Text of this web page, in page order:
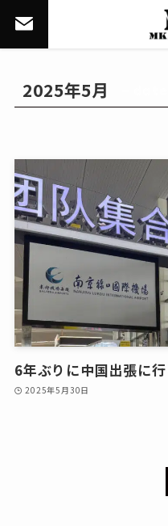
2025年5月
6年ぶりに中国出張に
2025年5月30日